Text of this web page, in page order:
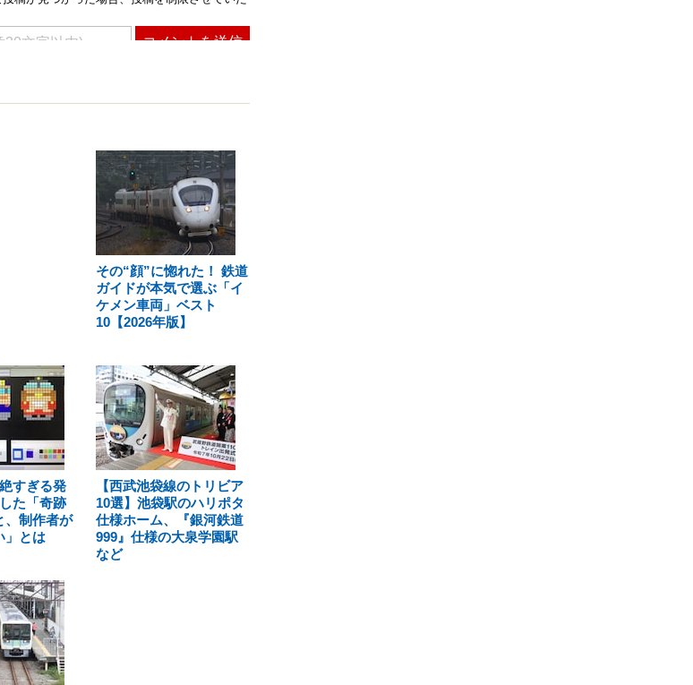
その“顔”に惚れた！ 鉄道
ガイドが本気で選ぶ「イ
ケメン車両」ベスト
10【2026年版】
すぎる発
た「奇跡
、制作者が
」とは
【西武池袋線のトリビア
10選】池袋駅のハリポタ
仕様ホーム、『銀河鉄道
999』仕様の大泉学園駅
など